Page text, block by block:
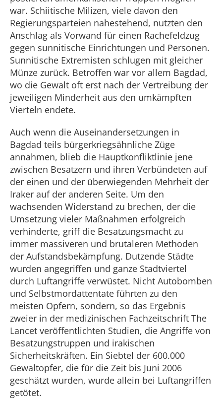
war. Schiitische Milizen, viele davon den
Regierungsparteien nahestehend, nutzten den
Anschlag als Vorwand für einen Rachefeldzug
gegen sunnitische Einrichtungen und Personen.
Sunnitische Extremisten schlugen mit gleicher
Münze zurück. Betroffen war vor allem Bagdad,
wo die Gewalt oft erst nach der Vertreibung der
jeweiligen Minderheit aus den umkämpften
Vierteln endete.
Auch wenn die Auseinandersetzungen in
Bagdad teils bürgerkriegsähnliche Züge
annahmen, blieb die Hauptkonfliktlinie jene
zwischen Besatzern und ihren Verbündeten auf
der einen und der überwiegenden Mehrheit der
Iraker auf der anderen Seite. Um den
wachsenden Widerstand zu brechen, der die
Umsetzung vieler Maßnahmen erfolgreich
verhinderte, griff die Besatzungsmacht zu
immer massiveren und brutaleren Methoden
der Aufstandsbekämpfung. Dutzende Städte
wurden angegriffen und ganze Stadtviertel
durch Luftangriffe verwüstet. Nicht Autobomben
und Selbstmordattentate führten zu den
meisten Opfern, sondern, so das Ergebnis
zweier in der medizinischen Fachzeitschrift The
Lancet veröffentlichten Studien, die Angriffe von
Besatzungstruppen und irakischen
Sicherheitskräften. Ein Siebtel der 600.000
Gewaltopfer, die für die Zeit bis Juni 2006
geschätzt wurden, wurde allein bei Luftangriffen
getötet.